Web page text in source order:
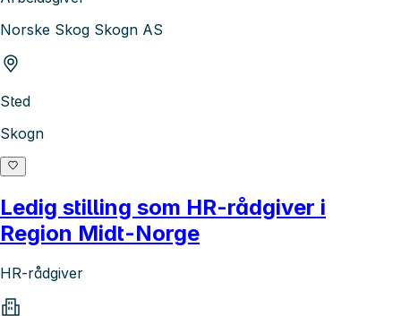
Norske Skog Skogn AS
Sted
Skogn
Ledig stilling som HR-rådgiver i
Region Midt-Norge
HR-rådgiver